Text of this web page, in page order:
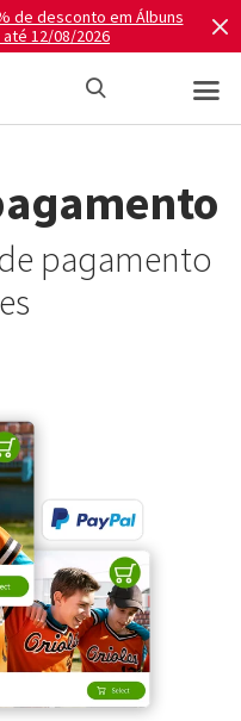
de desconto em Álbuns
12/08/2026
pagamento